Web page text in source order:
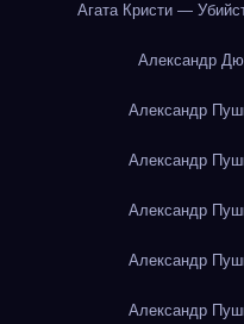
Агата Кристи —
Александр
Александр
Александр
Александр
Александр
Александр